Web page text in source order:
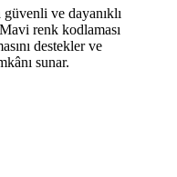
ve dayanıklı
renk kodlaması
destekler ve
sunar.